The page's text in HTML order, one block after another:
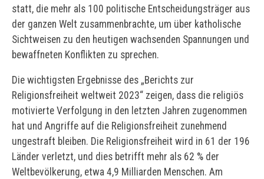
statt, die mehr als 100 politische Entscheidungsträger aus
der ganzen Welt zusammenbrachte, um über katholische
Sichtweisen zu den heutigen wachsenden Spannungen und
bewaffneten Konflikten zu sprechen.
Die wichtigsten Ergebnisse des „Berichts zur
Religionsfreiheit weltweit 2023“ zeigen, dass die religiös
motivierte Verfolgung in den letzten Jahren zugenommen
hat und Angriffe auf die Religionsfreiheit zunehmend
ungestraft bleiben. Die Religionsfreiheit wird in 61 der 196
Länder verletzt, und dies betrifft mehr als 62 % der
Weltbevölkerung, etwa 4,9 Milliarden Menschen. Am